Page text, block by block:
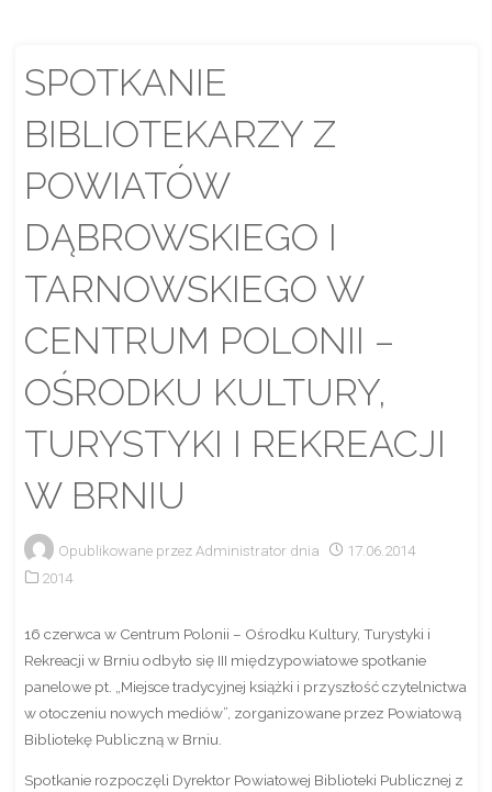
SPOTKANIE
BIBLIOTEKARZY Z
POWIATÓW
DĄBROWSKIEGO I
TARNOWSKIEGO W
CENTRUM POLONII –
OŚRODKU KULTURY,
TURYSTYKI I REKREACJI
W BRNIU
Opublikowane przez Administrator dnia
17.06.2014
2014
16 czerwca w Centrum Polonii – Ośrodku Kultury, Turystyki i
Rekreacji w Brniu odbyło się III międzypowiatowe spotkanie
panelowe pt. „Miejsce tradycyjnej książki i przyszłość czytelnictwa
w otoczeniu nowych mediów”, zorganizowane przez Powiatową
Bibliotekę Publiczną w Brniu.
Spotkanie rozpoczęli Dyrektor Powiatowej Biblioteki Publicznej z